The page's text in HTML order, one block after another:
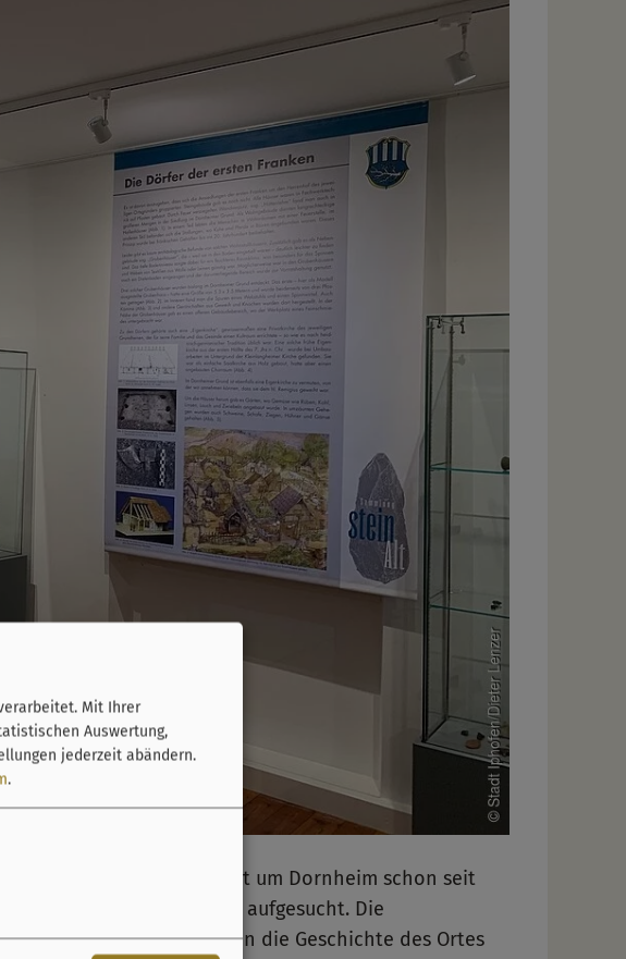
Lage war das Gebiet um Dornheim schon seit
wechselnden Kulturen aufgesucht. Die
und dokumentieren die Geschichte des Ortes
Mit Ihrer
Auswertung,
jederzeit abändern.
.